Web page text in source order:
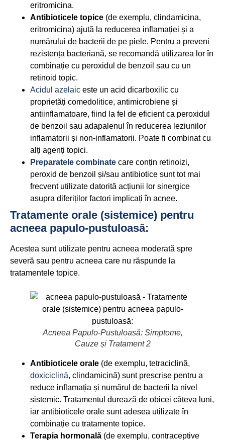
eritromicina.
Antibioticele topice (de exemplu, clindamicina,
eritromicina) ajută la reducerea inflamației și a
numărului de bacterii de pe piele. Pentru a preveni
rezistența bacteriană, se recomandă utilizarea lor în
combinație cu peroxidul de benzoil sau cu un
retinoid topic.
Acidul azelaic este un acid dicarboxilic cu
proprietăți comedolitice, antimicrobiene și
antiinflamatoare, fiind la fel de eficient ca peroxidul
de benzoil sau adapalenul în reducerea leziunilor
inflamatorii și non-inflamatorii. Poate fi combinat cu
alți agenți topici.
Preparatele combinate care conțin retinoizi,
peroxid de benzoil și/sau antibiotice sunt tot mai
frecvent utilizate datorită acțiunii lor sinergice
asupra diferiților factori implicați în acnee.
Tratamente orale (sistemice) pentru
acneea papulo-pustuloasă:
Acestea sunt utilizate pentru acneea moderată spre
severă sau pentru acneea care nu răspunde la
tratamentele topice.
Acneea Papulo-Pustuloasă: Simptome,
Cauze și Tratament 2
Antibioticele orale (de exemplu, tetraciclină,
doxiciclină, clindamicină) sunt prescrise pentru a
reduce inflamația și numărul de bacterii la nivel
sistemic. Tratamentul durează de obicei câteva luni,
iar antibioticele orale sunt adesea utilizate în
combinație cu tratamente topice.
Terapia hormonală (de exemplu, contraceptive